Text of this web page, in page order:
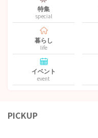
特集
special
暮らし
life
イベント
event
PICKUP